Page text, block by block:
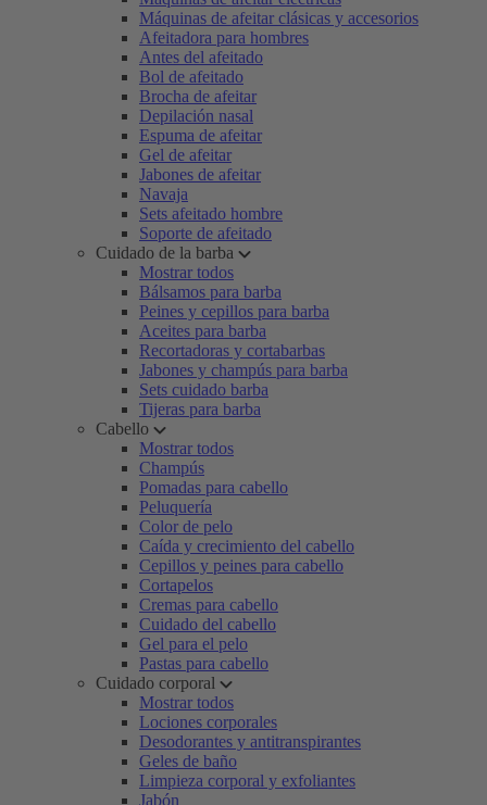
Máquinas de afeitar clásicas y accesorios
Afeitadora para hombres
Antes del afeitado
Bol de afeitado
Brocha de afeitar
Depilación nasal
Espuma de afeitar
Gel de afeitar
Jabones de afeitar
Navaja
Sets afeitado hombre
Soporte de afeitado
Cuidado de la barba
Mostrar todos
Bálsamos para barba
Peines y cepillos para barba
Aceites para barba
Recortadoras y cortabarbas
Jabones y champús para barba
Sets cuidado barba
Tijeras para barba
Cabello
Mostrar todos
Champús
Pomadas para cabello
Peluquería
Color de pelo
Caída y crecimiento del cabello
Cepillos y peines para cabello
Cortapelos
Cremas para cabello
Cuidado del cabello
Gel para el pelo
Pastas para cabello
Cuidado corporal
Mostrar todos
Lociones corporales
Desodorantes y antitranspirantes
Geles de baño
Limpieza corporal y exfoliantes
Jabón